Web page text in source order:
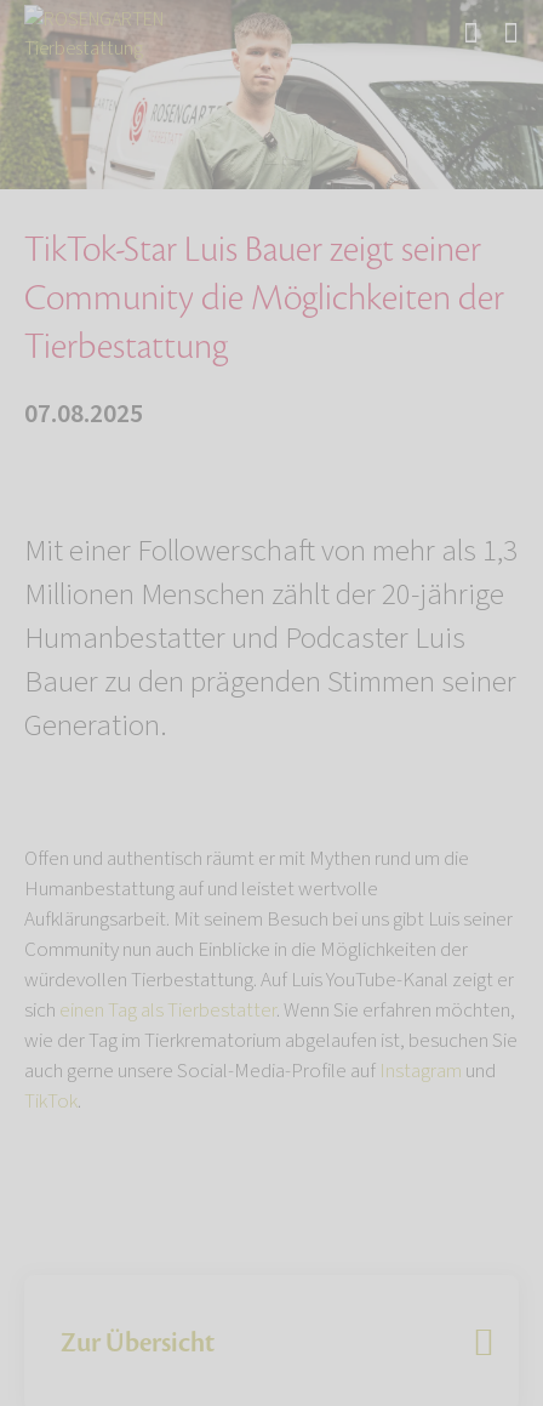
Start Über uns
Aktuelles
TikTok-Star Luis Bauer zeigt seiner Community…
TikTok-Star Luis Bauer zeigt seiner
Community die Möglichkeiten der
Tierbestattung
07.08.2025
Mit einer Followerschaft von mehr als 1,3
Millionen Menschen zählt der 20-jährige
Humanbestatter und Podcaster Luis
Bauer zu den prägenden Stimmen seiner
Generation.
Offen und authentisch räumt er mit Mythen rund um die
Humanbestattung auf und leistet wertvolle
Aufklärungsarbeit. Mit seinem Besuch bei uns gibt Luis seiner
Community nun auch Einblicke in die Möglichkeiten der
würdevollen Tierbestattung. Auf Luis YouTube-Kanal zeigt er
sich einen Tag als Tierbestatter. Wenn Sie erfahren möchten,
wie der Tag im Tierkrematorium abgelaufen ist, besuchen Sie
auch gerne unsere Social-Media-Profile auf Instagram und
TikTok.
Zur Übersicht